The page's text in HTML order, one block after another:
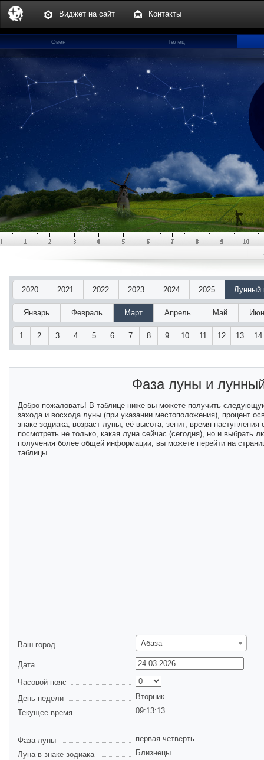
Виджет на сайт Контакты
Овен
Телец
2020 2021 2022 2023 2024 2025 Лунный
Январь Февраль Март Апрель Май
1 2 3 4 5 6 7 8 9 10 11 12 13 14
Фаза луны и
Добро пожаловать! В таблице ниже вы можете получить
захода и восхода луны (при указании местоположения), процент
знаке зодиака, возраст луны, её высота, зенит, время
посмотреть не только, какая луна сейчас (сегодня), но и
получения более общей информации, вы можете перейти на
таблицы.
Ваш город Абаза
Дата
Часовой пояс
День недели
Вторник
Текущее время
09:13:13
Фаза луны
первая четверть
Луна в знаке зодиака
Близнецы